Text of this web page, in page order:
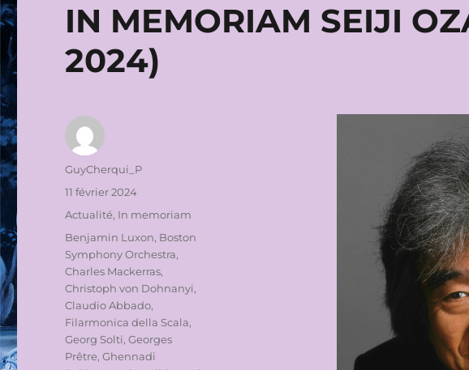
IN MEMORIAM SEIJI
2024)
Auteur
GuyCherqui_P
Publié
11 février 2024
Catégories
Actualité, In memoriam
Étiquettes
Benjamin Luxon, Boston
Symphony Orchestra,
Charles Mackerras,
Christoph von Dohnanyi,
Claudio Abbado,
Filarmonica della Scala,
Georg Solti,Georges
Prêtre,Ghennadi